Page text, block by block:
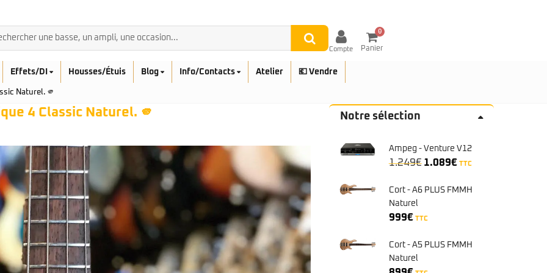
Compte
0
Panier
Rickenbacker
Sadowsky
Sandberg
Squier
Affinity
Serie Mini
BASSES ACOUSTIQUES
Breedlove
Fender
Guild
Sigma
Takamine
Effets/DI Housses/Étuis Blog Info/Contacts Atelier 💶 Vendre
Naturel. 🫵
4 Classic Naturel. 🫵 Notre sélection
Ampeg - Venture V12
1.249€ Le
initial
1.249€.
1.089€Le
actuel
TTC
Cort - A6 PLUS FMMH
Naturel
999€ TTC
Cort - A5 PLUS FMMH
Naturel